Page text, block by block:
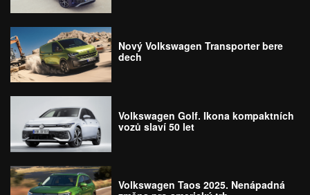
Nový Volkswagen Transporter bere
dech
Volkswagen Golf. Ikona kompaktních
vozů slaví 50 let
Volkswagen Taos 2025. Nenápadná